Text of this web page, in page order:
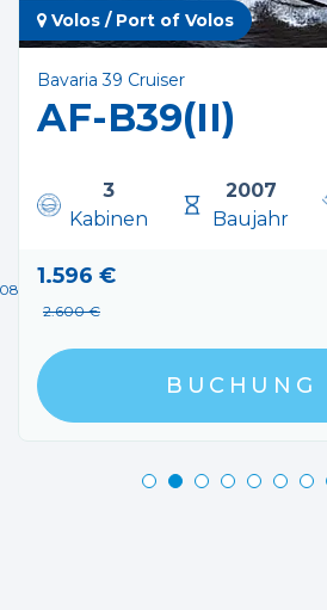
2023.
08.08.2026 - 15.08.2026
Volos / Port of Volos
Bavaria 39 Cruiser
AF-B39(II)
3
Kabinen
2007
Baujahr
1.596 €
2.600 €
BUCHUNG